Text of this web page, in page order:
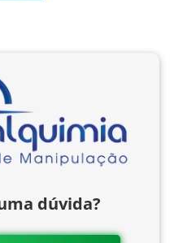
dúvida?